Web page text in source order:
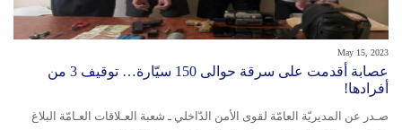
May 15, 2023
عصابة أقدمت على سرقة حوالى 150 سيّارة… توقيف 3 من
أفرادها!
صـدر عن المديريّة العامّة لقوى الأمن الدّاخلي ـ شعبة العـلاقات العـامّة البلاغ